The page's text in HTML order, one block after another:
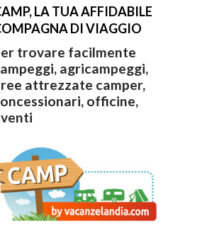
LA TUA AFFIDABILE
DI VIAGGIO
trovare facilmente
agricampeggi,
attrezzate camper,
officine,